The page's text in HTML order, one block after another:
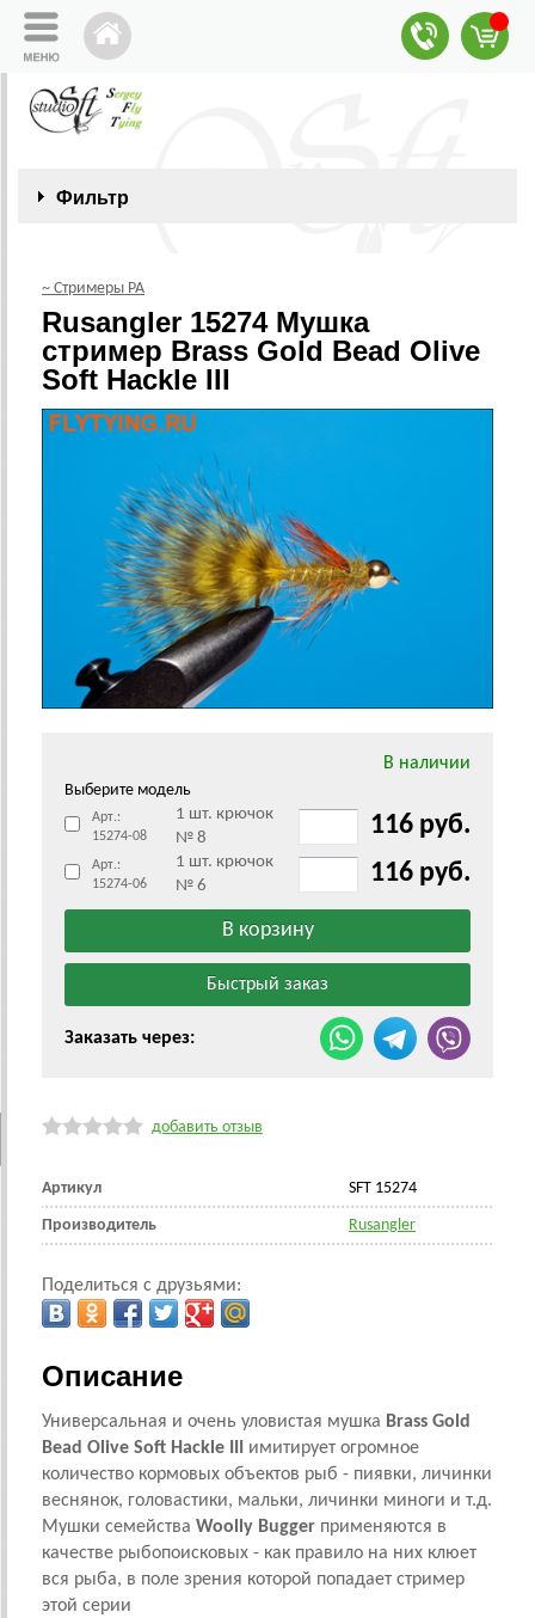
Фильтр
~ Стримеры РА
Rusangler 15274 Мушка
стример Brass Gold Bead Olive
Soft Hackle III
В наличии
Выберите модель
Арт.:
15274-08
1 шт. крючок
№ 8
116 руб.
Арт.:
15274-06
1 шт. крючок
№ 6
116 руб.
Заказать через:
добавить отзыв
Артикул SFT 15274
Производитель Rusangler
Поделиться с друзьями:
Описание
Универсальная и очень уловистая мушка Brass Gold
Bead Olive Soft Hackle III имитирует огромное
количество кормовых объектов рыб - пиявки, личинки
веснянок, головастики, мальки, личинки миноги и т.д.
Мушки семейства Woolly Bugger применяются в
качестве рыбопоисковых - как правило на них клюет
вся рыба, в поле зрения которой попадает стример
этой серии